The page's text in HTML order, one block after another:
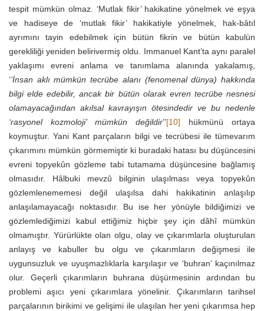
tespit mümkün olmaz. ‘Mutlak fikir’ hakikatine yönelmek ve eşya
ve hadiseye de ‘mutlak fikir’ hakikatiyle yönelmek, hak-bâtıl
ayrımını tayin edebilmek için bütün fikrin ve bütün kabulün
gerekliliği yeniden belirivermiş oldu. Immanuel Kant’ta aynı paralel
yaklaşımı evreni anlama ve tanımlama alanında yakalamış,
‘’İnsan aklı mümkün tecrübe alanı (fenomenal dünya) hakkında
bilgi elde edebilir, ancak bir bütün olarak evren tecrübe nesnesi
olamayacağından akılsal kavrayışın ötesindedir ve bu nedenle
‘rasyonel kozmoloji’ mümkün değildir’’[10] hükmünü ortaya
koymuştur. Yani Kant parçaların bilgi ve tecrübesi ile tümevarım
çıkarımını mümkün görmemiştir ki buradaki hatası bu düşüncesini
evreni topyekûn gözleme tabi tutamama düşüncesine bağlamış
olmasıdır. Hâlbuki mevzû bilginin ulaşılması veya topyekûn
gözlemlenememesi değil ulaşılsa dahi hakikatinin anlaşılıp
anlaşılamayacağı noktasıdır. Bu ise her yönüyle bildiğimizi ve
gözlemlediğimizi kabul ettiğimiz hiçbir şey için dâhî mümkün
olmamıştır. Yürürlükte olan olgu, olay ve çıkarımlarla oluşturulan
anlayış ve kabuller bu olgu ve çıkarımların değişmesi ile
uygunsuzluk ve uyuşmazlıklarla karşılaşır ve ‘buhran’ kaçınılmaz
olur. Geçerli çıkarımların buhrana düşürmesinin ardından bu
problemi aşıcı yeni çıkarımlara yönelinir. Çıkarımların tarihsel
parçalarının birikimi ve gelişimi ile ulaşılan her yeni çıkarımsa hep